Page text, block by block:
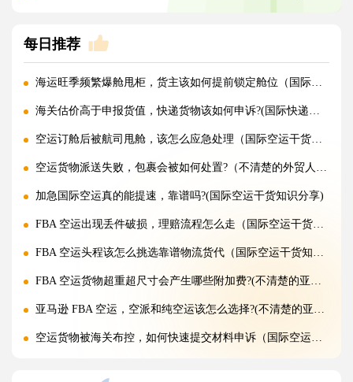
每日推荐
海运旺季频繁爆舱甩柜，货主该如何提前锁定舱位（国际海运干货知识分享）
海关估价高于申报货值，快递货物该如何申诉?(国际快递干货知识分享)
空运订舱后被航司甩舱，该怎么应急处理（国际空运干货知识分享）
空运货物派送失败，包裹会被如何处置?（不清楚的外贸人看过来）
加急国际空运真的能提速，靠谱吗?(国际空运干货知识分享)
FBA 空运出现丢件破损，理赔流程怎么走（国际空运干货知识分享）
FBA 空运头程该怎么挑选靠谱物流货代（国际空运干货知识分享）
FBA 空运货物超重超尺寸会产生哪些附加费?(不清楚的亚马逊卖家看过来)
亚马逊 FBA 空运，空派和纯空运该怎么选择?(不清楚的亚马逊卖家看过来)
空运货物被海关布控，如何快速提交材料申诉（国际空运干货知识分享）